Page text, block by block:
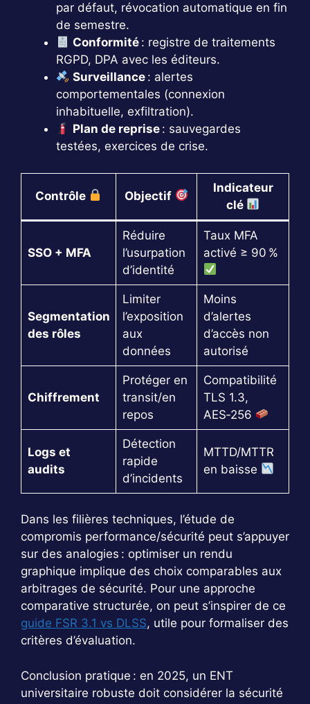
par défaut, révocation automatique en fin
de semestre.
Conformité : registre de traitements
RGPD, DPA avec les éditeurs.
Surveillance : alertes
comportementales (connexion
inhabituelle, exfiltration).
Plan de reprise : sauvegardes
testées, exercices de crise.
Contrôle Objectif
Indicateur
clé
SSO + MFA
Réduire
l’usurpation
d’identité
Taux MFA
activé ≥ 90 %
Segmentation
des rôles
Limiter
l’exposition
aux
données
Moins
d’alertes
d’accès non
autorisé
Chiffrement
Protéger en
transit/en
repos
Compatibilité
TLS 1.3,
AES‑256
Logs et
audits
Détection
rapide
d’incidents
MTTD/MTTR
en baisse
Dans les filières techniques, l’étude de
compromis performance/sécurité peut s’appuyer
sur des analogies : optimiser un rendu
graphique implique des choix comparables aux
arbitrages de sécurité. Pour une approche
comparative structurée, on peut s’inspirer de ce
guide FSR 3.1 vs DLSS, utile pour formaliser des
critères d’évaluation.
Conclusion pratique : en 2025, un ENT
universitaire robuste doit considérer la sécurité